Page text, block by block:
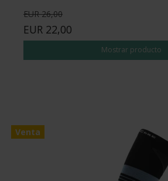
EUR 26,00
EUR 22,00
Mostrar producto
Venta